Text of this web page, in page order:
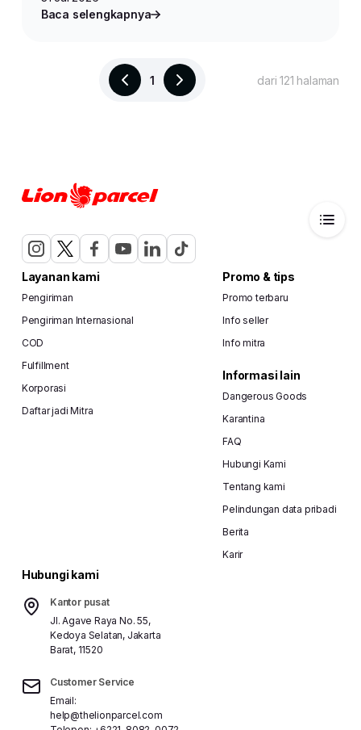
Baca selengkapnya
1 dari 121 halaman
Layanan kami
Pengiriman
Pengiriman Internasional
COD
Fulfillment
Korporasi
Daftar jadi Mitra
Promo & tips
Promo terbaru
Info seller
Info mitra
Informasi lain
Dangerous Goods
Karantina
FAQ
Hubungi Kami
Tentang kami
Pelindungan data pribadi
Berita
Karir
Hubungi kami
Kantor pusat
Jl. Agave Raya No. 55,
Kedoya Selatan, Jakarta
Barat, 11520
Customer Service
Email:
help@thelionparcel.com